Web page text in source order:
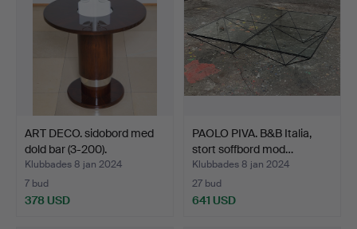
ART DECO. sidobord med
dold bar (3-200).
Klubbades 8 jan 2024
7 bud
378 USD
PAOLO PIVA. B&B Italia,
stort soffbord mod…
Klubbades 8 jan 2024
27 bud
641 USD